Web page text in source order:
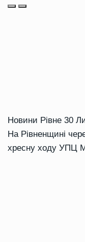
Новини Рівне 30
На Рівненщині
хресну ходу УПЦ